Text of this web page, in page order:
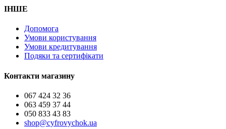
ІНШЕ
Допомога
Умови користування
Умови кредитування
Подяки та сертифікати
Контакти магазину
067 424 32 36
063 459 37 44
050 833 43 83
shop@cyfrovychok.ua